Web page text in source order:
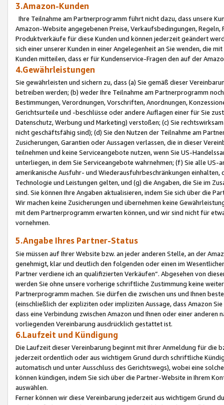
3.Amazon-Kunden
Ihre Teilnahme am Partnerprogramm führt nicht dazu, dass unsere
Amazon-Website angegebenen Preise, Verkaufsbedingungen,
Produktverkäufe für diese Kunden und können jederzeit geändert
sich einer unserer Kunden in einer Angelegenheit an Sie wenden, die
Kunden mitteilen, dass er für Kundenservice-Fragen den auf der
4.Gewährleistungen
Sie gewährleisten und sichern zu, dass (a) Sie gemäß dieser
betreiben werden; (b) weder Ihre Teilnahme am Partnerprogramm
Bestimmungen, Verordnungen, Vorschriften, Anordnungen,
Gerichtsurteile und -beschlüsse oder andere Auflagen einer für Sie
Datenschutz, Werbung und Marketing) verstoßen; (c) Sie
nicht geschäftsfähig sind); (d) Sie den Nutzen der Teilnahme am
Zusicherungen, Garantien oder Aussagen verlassen, die in dieser
teilnehmen und keine Serviceangebote nutzen, wenn Sie US-
unterliegen, in dem Sie Serviceangebote wahrnehmen; (f) Sie alle
amerikanische Ausfuhr- und Wiederausfuhrbeschränkungen
Technologie und Leistungen gelten, und (g) die Angaben, die Sie im
sind. Sie können Ihre Angaben aktualisieren, indem Sie sich über die
Wir machen keine Zusicherungen und übernehmen keine
mit dem Partnerprogramm erwarten können, und wir sind nicht für
vornehmen.
5.Angabe Ihres Partner-Status
Sie müssen auf Ihrer Website bzw. an jeder anderen Stelle, an der
genehmigt, klar und deutlich den folgenden oder einen im
Partner verdiene ich an qualifizierten Verkäufen“. Abgesehen von
werden Sie ohne unsere vorherige schriftliche Zustimmung keine
Partnerprogramm machen. Sie dürfen die zwischen uns und Ihnen
(einschließlich der expliziten oder impliziten Aussage, dass Amazon
dass eine Verbindung zwischen Amazon und Ihnen oder einer
vorliegenden Vereinbarung ausdrücklich gestattet ist.
6.Laufzeit und Kündigung
Die Laufzeit dieser Vereinbarung beginnt mit Ihrer Anmeldung für die
jederzeit ordentlich oder aus wichtigem Grund durch schriftliche
automatisch und unter Ausschluss des Gerichtswegs), wobei eine
können kündigen, indem Sie sich über die Partner-Website in Ihrem
auswählen.
Ferner können wir diese Vereinbarung jederzeit aus wichtigem Grund